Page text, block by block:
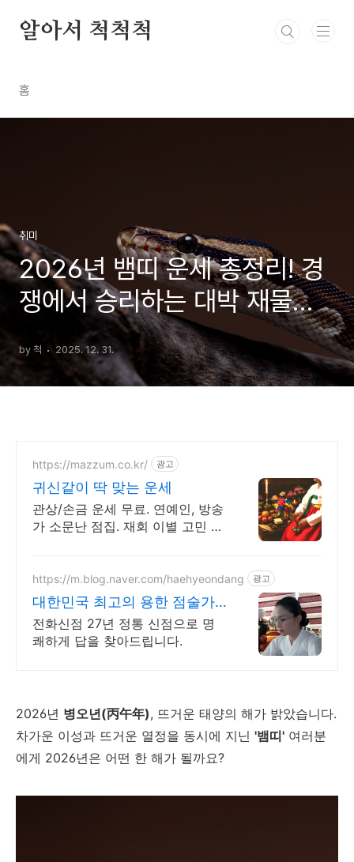
알아서 척척척
홈
취미
2026년 뱀띠 운세 총정리! 경
쟁에서 승리하는 대박 재물운
(01/89/77년생)
by 척 2025. 12. 31.
https://mazzum.co.kr/ 광고
귀신같이 딱 맞는 운세
관상/손금 운세 무료. 연예인, 방송
가 소문난 점집. 재회 이별 고민 끝!
https://m.blog.naver.com/haehyeondang 광고
대한민국 최고의 용한 점술가
국가무형문화재 강연희원장
전화신점 27년 정통 신점으로 명
쾌하게 답을 찾아드립니다.
2026년 병오년(丙午年), 뜨거운 태양의 해가 밝았습니다.
차가운 이성과 뜨거운 열정을 동시에 지닌 '뱀띠' 여러분
에게 2026년은 어떤 한 해가 될까요?